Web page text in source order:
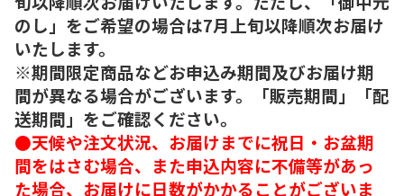
のし」をご希望の場合は7月上旬以降順次お届け
いたします。
※期間限定商品などお申込み期間及びお届け期
間が異なる場合がございます。「販売期間」「配
送期間」をご確認ください。
●天候や注文状況、お届けまでに祝日・お盆期
間をはさむ場合、また申込内容に不備等があっ
た場合、お届けに日数がかかることがございま